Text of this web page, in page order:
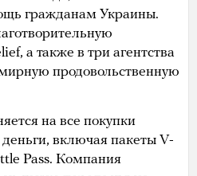
гражданам Украины.
а также в три агентства
продовольственную
на все покупки
включая пакеты V-
Pass. Компания